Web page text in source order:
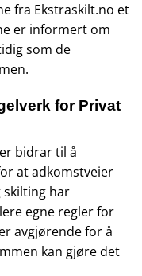
fra Ekstraskilt.no et
er informert om
som de
for Privat
bidrar til å
at adkomstveier
har
egne regler for
avgjørende for å
kan gjøre det